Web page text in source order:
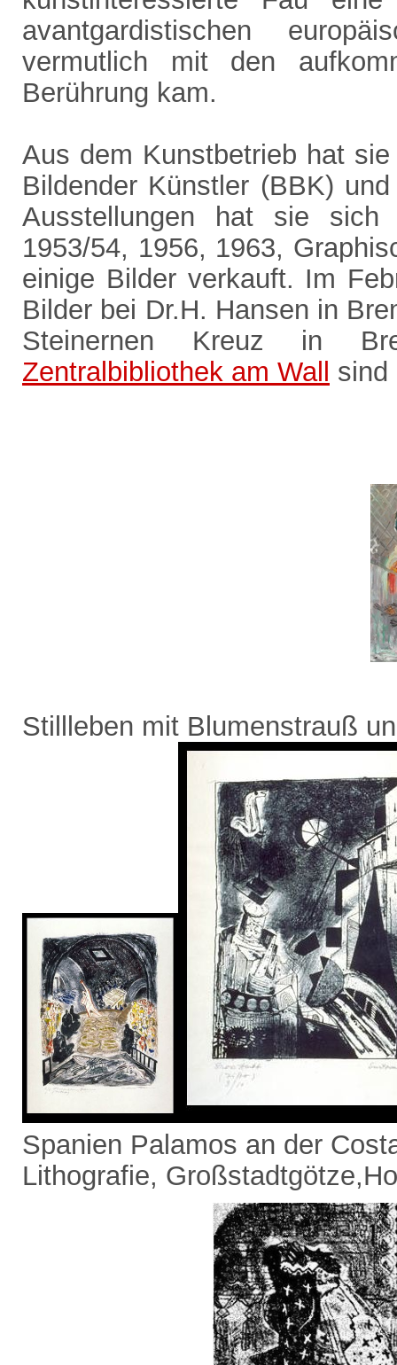
avantgardistischen
vermutlich mit den
Berührung kam.
Aus dem Kunstbetrieb hat
Bildender Künstler (BBK)
Ausstellungen hat sie sich
1953/54, 1956, 1963,
einige Bilder verkauft. Im
Bilder bei Dr.H. Hansen in
Steinernen Kreuz in
Zentralbibliothek am Wall
sind
Stillleben mit Blumenstrauß
Spanien Palamos an der
Lithografie,